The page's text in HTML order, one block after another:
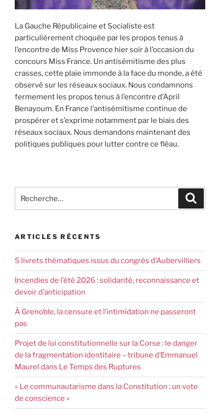
La Gauche Républicaine et Socialiste est
particulièrement choquée par les propos tenus à
l’encontre de Miss Provence hier soir à l’occasion du
concours Miss France. Un antisémitisme des plus
crasses, cette plaie immonde à la face du monde, a été
observé sur les réseaux sociaux. Nous condamnons
fermement les propos tenus à l’encontre d’April
Benayoum. En France l’antisémitisme continue de
prospérer et s’exprime notamment par le biais des
réseaux sociaux. Nous demandons maintenant des
politiques publiques pour lutter contre ce fléau.
ARTICLES RÉCENTS
5 livrets thématiques issus du congrès d’Aubervilliers
Incendies de l’été 2026 : solidarité, reconnaissance et
devoir d’anticipation
À Grenoble, la censure et l’intimidation ne passeront
pas
Projet de loi constitutionnelle sur la Corse : le danger
de la fragmentation identitaire – tribune d’Emmanuel
Maurel dans Le Temps des Ruptures
« Le communautarisme dans la Constitution : un vote
de conscience »